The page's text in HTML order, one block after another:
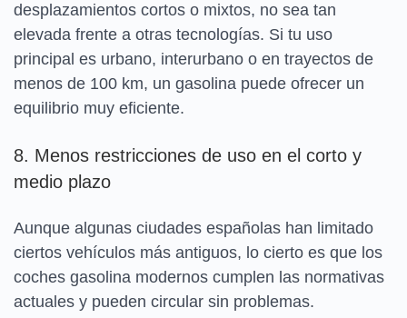
desplazamientos cortos o mixtos, no sea tan
elevada frente a otras tecnologías. Si tu uso
principal es urbano, interurbano o en trayectos de
menos de 100 km, un gasolina puede ofrecer un
equilibrio muy eficiente.
8. Menos restricciones de uso en el corto y
medio plazo
Aunque algunas ciudades españolas han limitado
ciertos vehículos más antiguos, lo cierto es que los
coches gasolina modernos cumplen las normativas
actuales y pueden circular sin problemas.